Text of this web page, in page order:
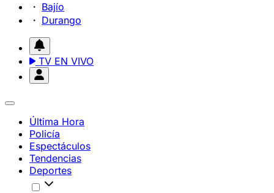
Bajío
Durango
TV EN VIVO
Última Hora
Policía
Espectáculos
Tendencias
Deportes